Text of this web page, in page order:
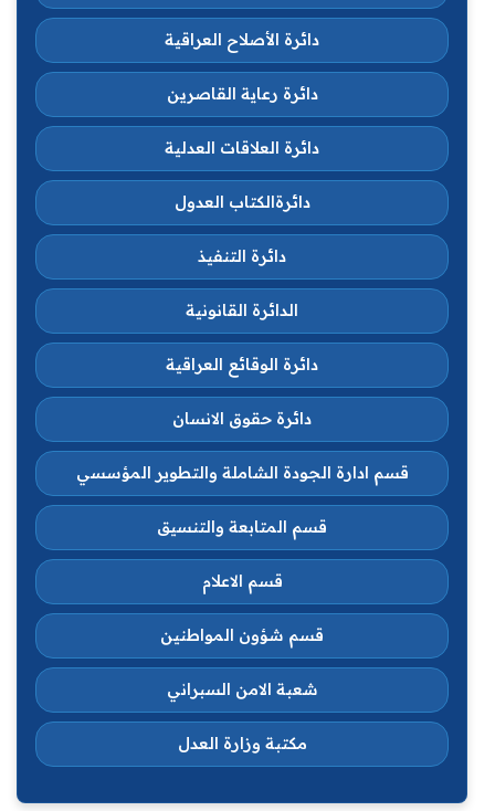
دائرة الأصلاح العراقية
دائرة رعاية القاصرين
دائرة العلاقات العدلية
دائرةالكتاب العدول
دائرة التنفيذ
الدائرة القانونية
دائرة الوقائع العراقية
دائرة حقوق الانسان
قسم ادارة الجودة الشاملة والتطوير المؤسسي
قسم المتابعة والتنسيق
قسم الاعلام
قسم شؤون المواطنين
شعبة الامن السبراني
مكتبة وزارة العدل